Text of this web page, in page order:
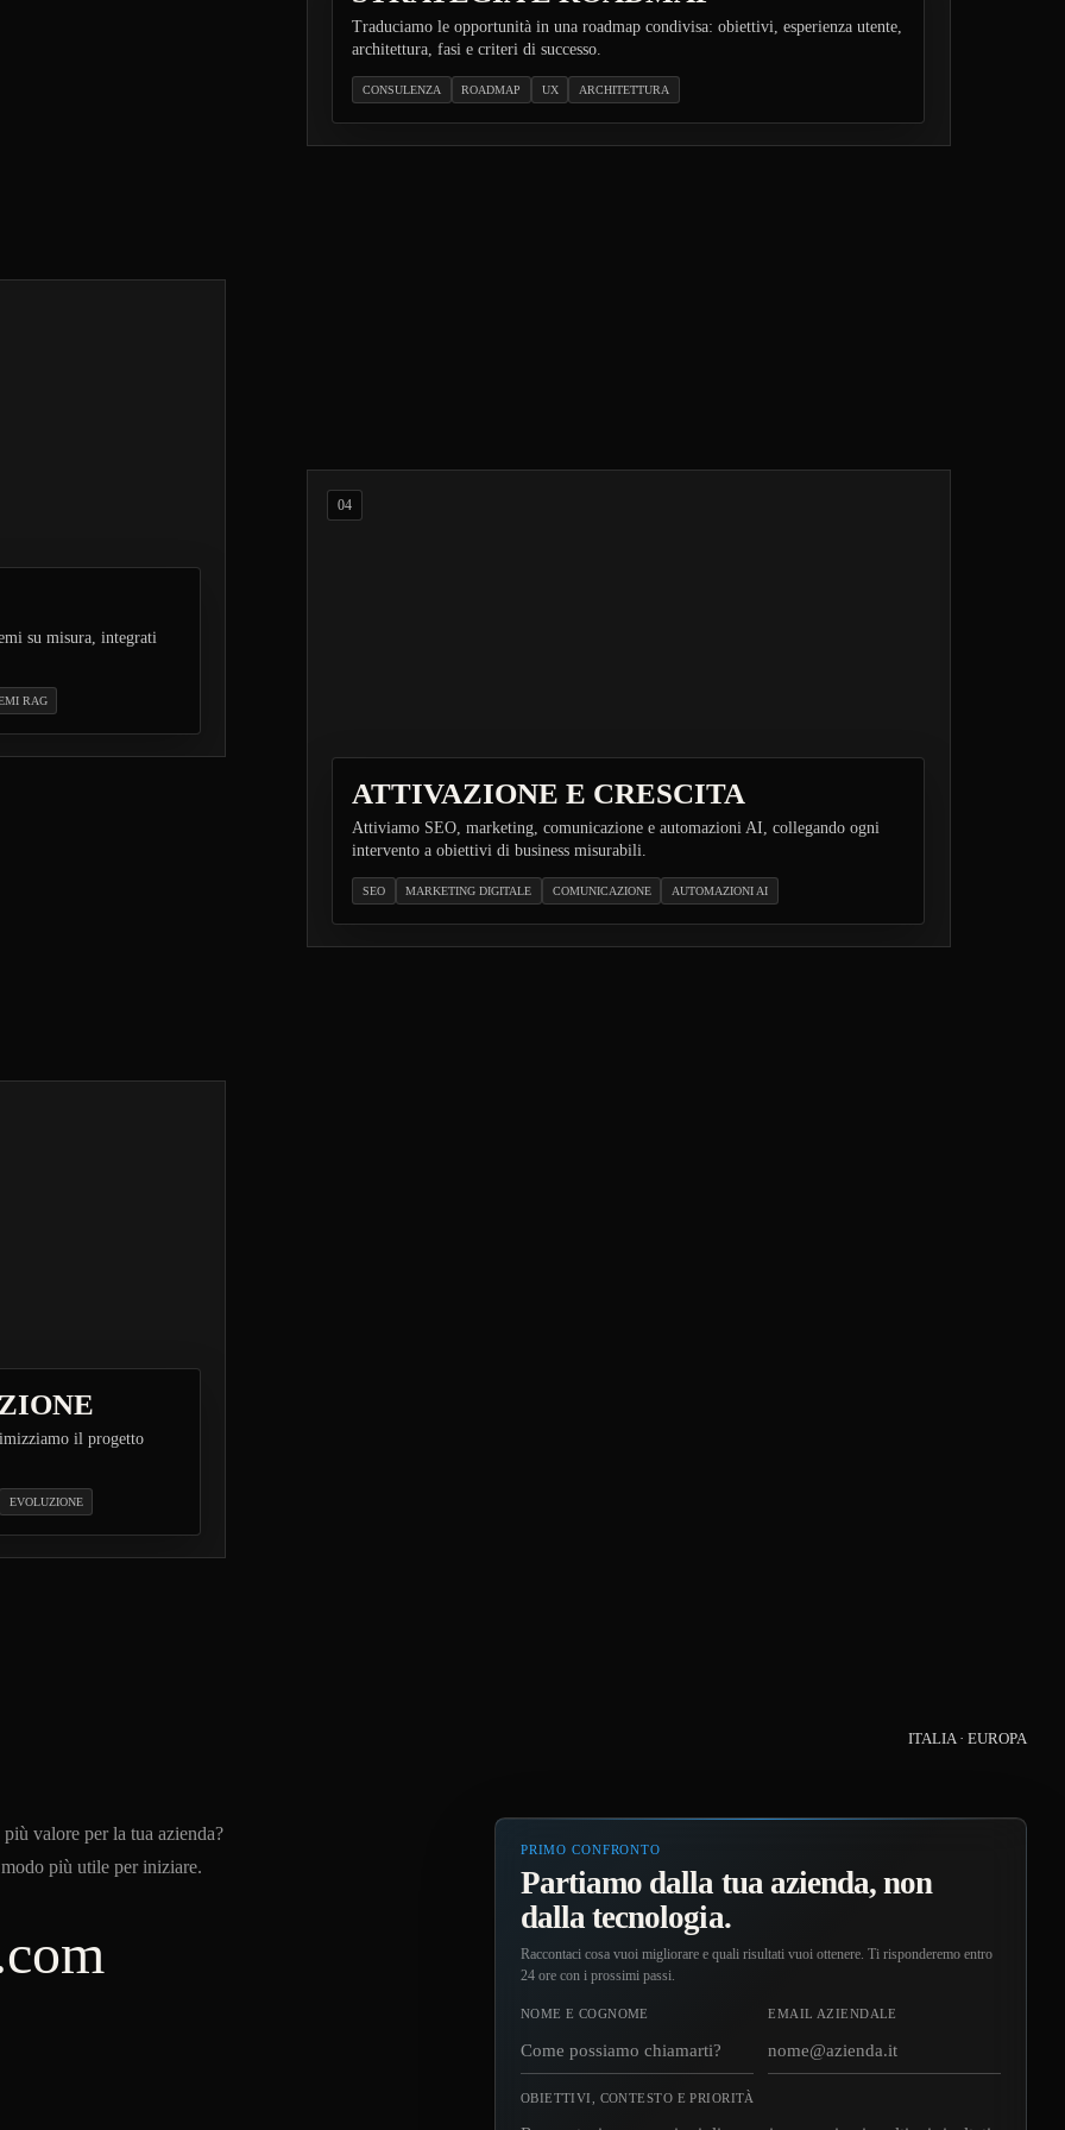
Traduciamo le opportunità in una roadmap condivisa: obiettivi, esperienza utente,
architettura, fasi e criteri di successo.
CONSULENZA ROADMAP UX ARCHITETTURA
su misura, integrati
RAG
04
ATTIVAZIONE E CRESCITA
Attiviamo SEO, marketing, comunicazione e automazioni AI, collegando ogni
intervento a obiettivi di business misurabili.
SEO MARKETING DIGITALE COMUNICAZIONE AUTOMAZIONI AI
il progetto
EVOLUZIONE
ITALIA · EUROPA
valore per la tua azienda?
più utile per iniziare.
PRIMO CONFRONTO
Partiamo dalla tua azienda, non
dalla tecnologia.
Raccontaci cosa vuoi migliorare e quali risultati vuoi ottenere. Ti risponderemo entro
24 ore con i prossimi passi.
NOME E COGNOME EMAIL AZIENDALE
OBIETTIVI, CONTESTO E PRIORITÀ